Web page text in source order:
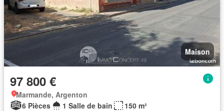
Maison
97 800 €
Marmande, Argenton
6 Pièces
1 Salle de bain
150 m²